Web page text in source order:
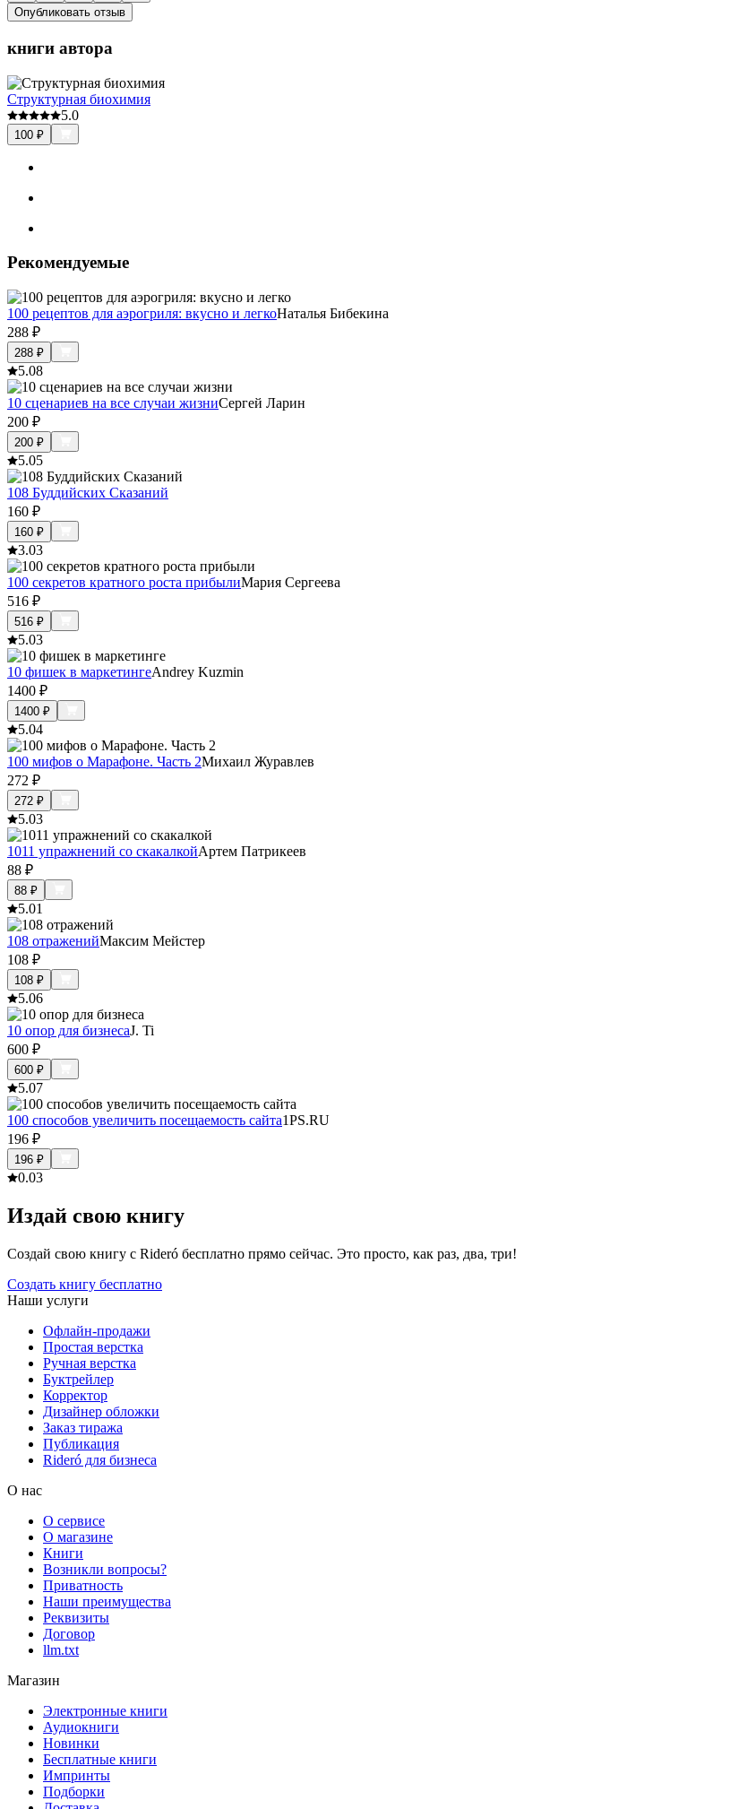
Опубликовать отзыв
книги автора
Структурная биохимия
5.0
100 ₽
Рекомендуемые
100 рецептов для аэрогриля: вкусно и легкоНаталья Бибекина
288 ₽
288 ₽
5.08
10 сценариев на все случаи жизниСергей Ларин
200 ₽
200 ₽
5.05
108 Буддийских Сказаний
160 ₽
160 ₽
3.03
100 секретов кратного роста прибылиМария Сергеева
516 ₽
516 ₽
5.03
10 фишек в маркетингеAndrey Kuzmin
1400 ₽
1400 ₽
5.04
100 мифов о Марафоне. Часть 2Михаил Журавлев
272 ₽
272 ₽
5.03
1011 упражнений со скакалкойАртем Патрикеев
88 ₽
88 ₽
5.01
108 отраженийМаксим Мейстер
108 ₽
108 ₽
5.06
10 опор для бизнесаJ. Ti
600 ₽
600 ₽
5.07
100 способов увеличить посещаемость сайта1PS.RU
196 ₽
196 ₽
0.03
Издай свою книгу
Создай свою книгу с Rideró бесплатно прямо сейчас. Это просто, как раз, два, три!
Создать книгу бесплатно
Наши услуги
Офлайн-продажи
Простая верстка
Ручная верстка
Буктрейлер
Корректор
Дизайнер обложки
Заказ тиража
Публикация
Rideró для бизнеса
О нас
О сервисе
О магазине
Книги
Возникли вопросы?
Приватность
Наши преимущества
Реквизиты
Договор
llm.txt
Магазин
Электронные книги
Аудиокниги
Новинки
Бесплатные книги
Импринты
Подборки